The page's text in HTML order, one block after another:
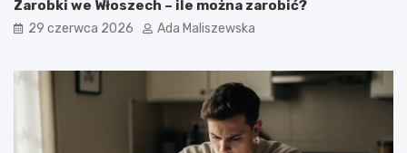
Zarobki we Włoszech – ile można zarobić?
29 czerwca 2026 Ada Maliszewska